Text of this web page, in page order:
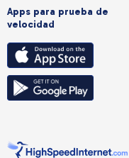
Apps para prueba de
velocidad